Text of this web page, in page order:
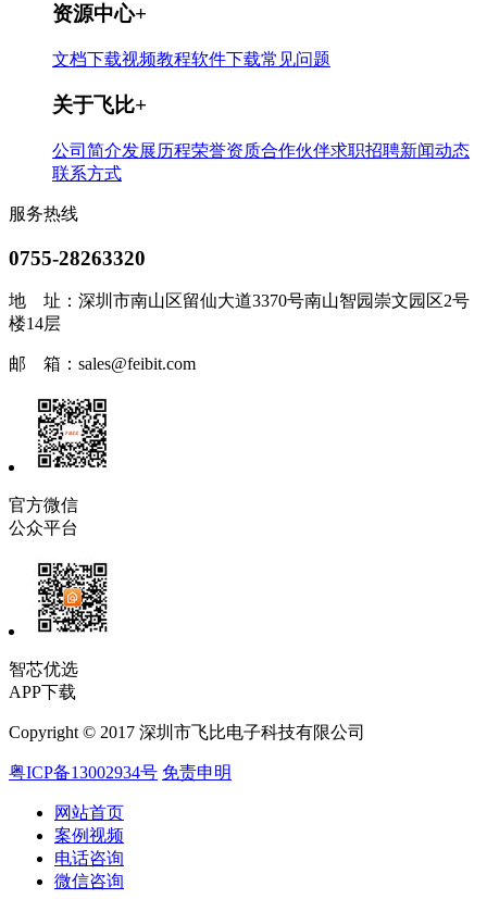
资源中心+
文档下载视频教程软件下载常见问题
关于飞比+
公司简介发展历程荣誉资质合作伙伴求职招聘新闻动态
联系方式
服务热线
0755-28263320
地 址： 深圳市南山区留仙大道3370号南山智园崇文园区2号
楼14层
邮 箱： sales@feibit.com
官方微信
公众平台
智芯优选
APP下载
Copyright © 2017 深圳市飞比电子科技有限公司
粤ICP备13002934号 免责申明
网站首页
案例视频
电话咨询
微信咨询